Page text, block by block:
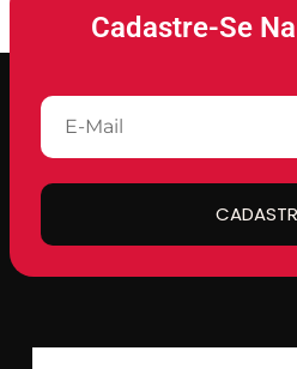
Cadastre-Se Na